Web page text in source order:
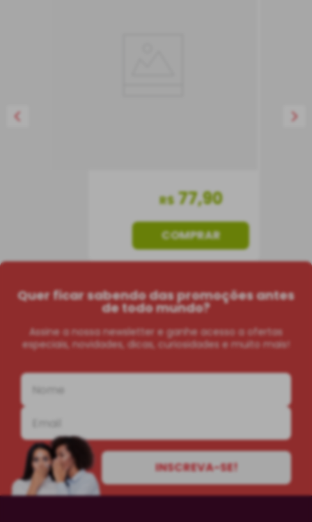
R$ 77,90
COMPRAR
Quer ficar sabendo das promoções antes
de todo mundo?
Assine a nossa newsletter e ganhe acesso a ofertas
especiais, novidades, dicas, curiosidades e muito mais!
INSCREVA-SE!